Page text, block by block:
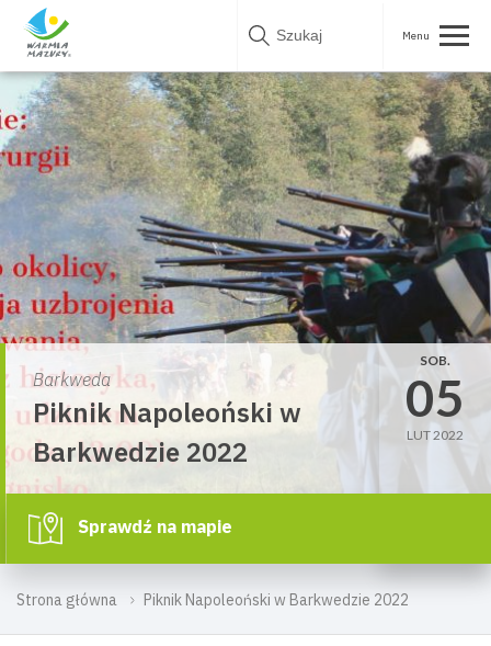
Skip
Strona główna Piknik Napoleoński w Barkwedzie 2022
Barkweda
Piknik Napoleoński w
Barkwedzie 2022
SOB.
05
LUT 2022
Sprawdź na mapie